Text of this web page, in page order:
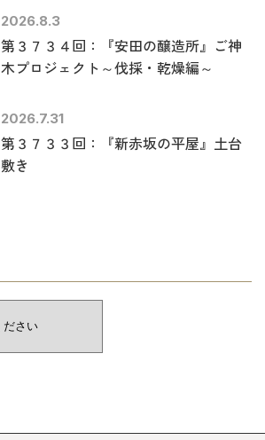
2026.8.3
第３７３４回：『安田の醸造所』ご神
木プロジェクト～伐採・乾燥編～
2026.7.31
第３７３３回：『新赤坂の平屋』土台
敷き